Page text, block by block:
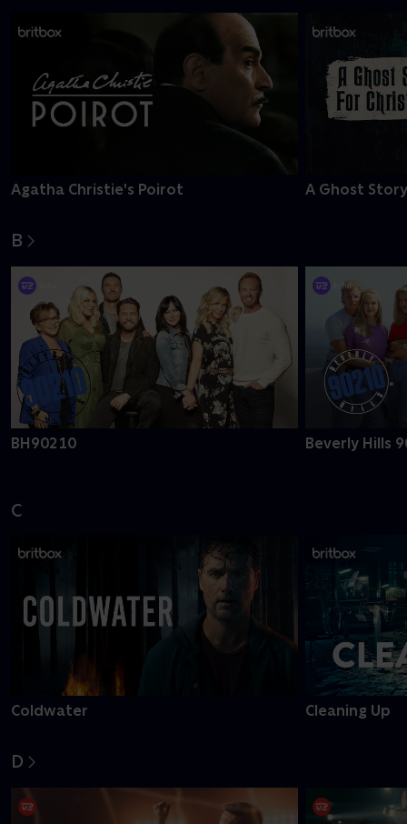
Agatha Christie's Poirot A Ghost
B
BH90210 Beverly Hills
C
Coldwater Cleaning Up
D